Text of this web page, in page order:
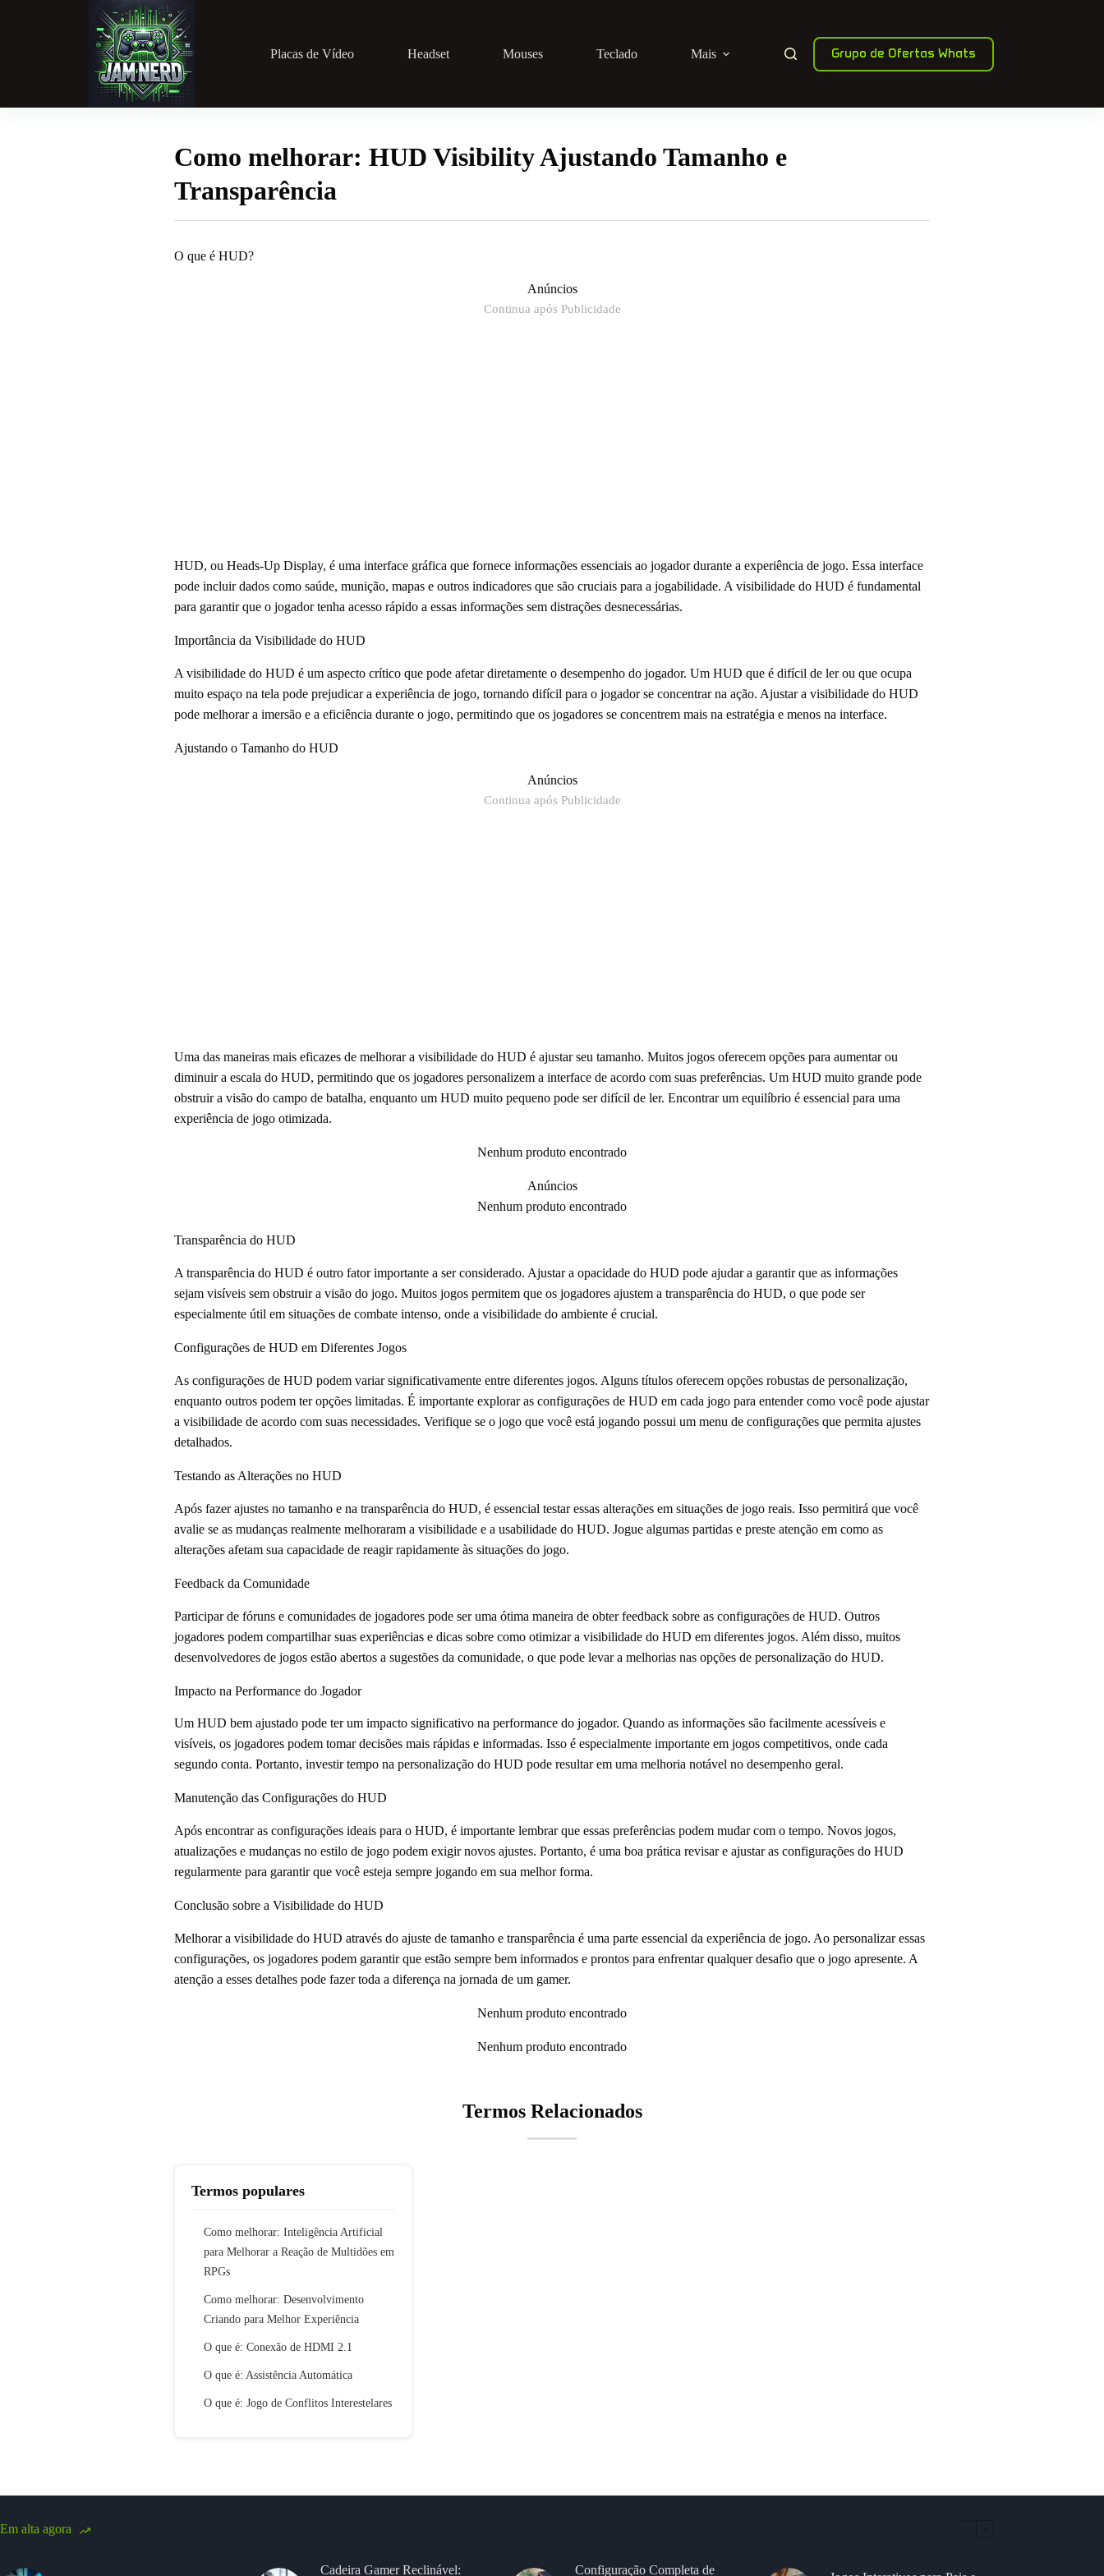
Placas de Vídeo Headset Mouses Teclado Mais Grupo de Ofertas Whats
Como melhorar: HUD Visibility Ajustando Tamanho e
Transparência
O que é HUD?
Anúncios
Continua após Publicidade
HUD, ou Heads-Up Display, é uma interface gráfica que fornece informações essenciais ao jogador durante a experiência de jogo. Essa interface
pode incluir dados como saúde, munição, mapas e outros indicadores que são cruciais para a jogabilidade. A visibilidade do HUD é fundamental
para garantir que o jogador tenha acesso rápido a essas informações sem distrações desnecessárias.
Importância da Visibilidade do HUD
A visibilidade do HUD é um aspecto crítico que pode afetar diretamente o desempenho do jogador. Um HUD que é difícil de ler ou que ocupa
muito espaço na tela pode prejudicar a experiência de jogo, tornando difícil para o jogador se concentrar na ação. Ajustar a visibilidade do HUD
pode melhorar a imersão e a eficiência durante o jogo, permitindo que os jogadores se concentrem mais na estratégia e menos na interface.
Ajustando o Tamanho do HUD
Anúncios
Continua após Publicidade
Uma das maneiras mais eficazes de melhorar a visibilidade do HUD é ajustar seu tamanho. Muitos jogos oferecem opções para aumentar ou
diminuir a escala do HUD, permitindo que os jogadores personalizem a interface de acordo com suas preferências. Um HUD muito grande pode
obstruir a visão do campo de batalha, enquanto um HUD muito pequeno pode ser difícil de ler. Encontrar um equilíbrio é essencial para uma
experiência de jogo otimizada.
Nenhum produto encontrado
Anúncios
Nenhum produto encontrado
Transparência do HUD
A transparência do HUD é outro fator importante a ser considerado. Ajustar a opacidade do HUD pode ajudar a garantir que as informações
sejam visíveis sem obstruir a visão do jogo. Muitos jogos permitem que os jogadores ajustem a transparência do HUD, o que pode ser
especialmente útil em situações de combate intenso, onde a visibilidade do ambiente é crucial.
Configurações de HUD em Diferentes Jogos
As configurações de HUD podem variar significativamente entre diferentes jogos. Alguns títulos oferecem opções robustas de personalização,
enquanto outros podem ter opções limitadas. É importante explorar as configurações de HUD em cada jogo para entender como você pode ajustar
a visibilidade de acordo com suas necessidades. Verifique se o jogo que você está jogando possui um menu de configurações que permita ajustes
detalhados.
Testando as Alterações no HUD
Após fazer ajustes no tamanho e na transparência do HUD, é essencial testar essas alterações em situações de jogo reais. Isso permitirá que você
avalie se as mudanças realmente melhoraram a visibilidade e a usabilidade do HUD. Jogue algumas partidas e preste atenção em como as
alterações afetam sua capacidade de reagir rapidamente às situações do jogo.
Feedback da Comunidade
Participar de fóruns e comunidades de jogadores pode ser uma ótima maneira de obter feedback sobre as configurações de HUD. Outros
jogadores podem compartilhar suas experiências e dicas sobre como otimizar a visibilidade do HUD em diferentes jogos. Além disso, muitos
desenvolvedores de jogos estão abertos a sugestões da comunidade, o que pode levar a melhorias nas opções de personalização do HUD.
Impacto na Performance do Jogador
Um HUD bem ajustado pode ter um impacto significativo na performance do jogador. Quando as informações são facilmente acessíveis e
visíveis, os jogadores podem tomar decisões mais rápidas e informadas. Isso é especialmente importante em jogos competitivos, onde cada
segundo conta. Portanto, investir tempo na personalização do HUD pode resultar em uma melhoria notável no desempenho geral.
Manutenção das Configurações do HUD
Após encontrar as configurações ideais para o HUD, é importante lembrar que essas preferências podem mudar com o tempo. Novos jogos,
atualizações e mudanças no estilo de jogo podem exigir novos ajustes. Portanto, é uma boa prática revisar e ajustar as configurações do HUD
regularmente para garantir que você esteja sempre jogando em sua melhor forma.
Conclusão sobre a Visibilidade do HUD
Melhorar a visibilidade do HUD através do ajuste de tamanho e transparência é uma parte essencial da experiência de jogo. Ao personalizar essas
configurações, os jogadores podem garantir que estão sempre bem informados e prontos para enfrentar qualquer desafio que o jogo apresente. A
atenção a esses detalhes pode fazer toda a diferença na jornada de um gamer.
Nenhum produto encontrado
Nenhum produto encontrado
Termos Relacionados
Termos populares
Como melhorar: Inteligência Artificial
para Melhorar a Reação de Multidões em
RPGs
Como melhorar: Desenvolvimento
Criando para Melhor Experiência
O que é: Conexão de HDMI 2.1
O que é: Assistência Automática
O que é: Jogo de Conflitos Interestelares
Em alta agora
Cadeira Gamer Reclinável: Configuração Completa de